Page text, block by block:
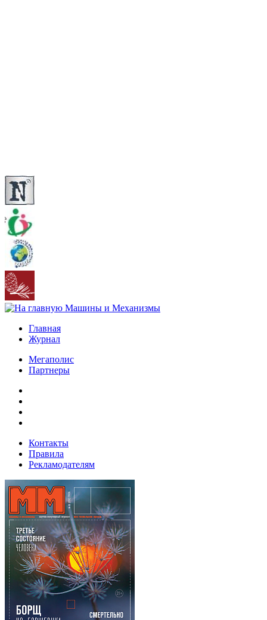
Главная
Журнал
Мегаполис
Партнеры
Контакты
Правила
Рекламодателям